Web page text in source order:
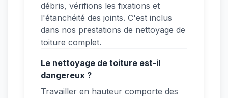
débris, vérifions les fixations et
l'étanchéité des joints. C'est inclus
dans nos prestations de nettoyage de
toiture complet.
Le nettoyage de toiture est-il
dangereux ?
Travailler en hauteur comporte des